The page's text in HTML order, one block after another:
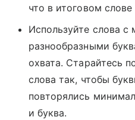
что в итоговом
Используйте слова с
разнообразными
охвата. Старайтесь
слова так, чтобы
повторялись
и буква.